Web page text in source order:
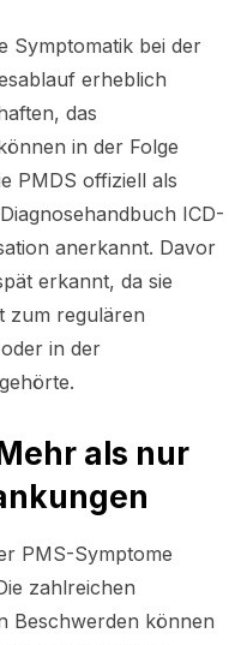
Symptomatik bei der
erheblich
das
in der Folge
PMDS offiziell als
ICD-
anerkannt. Davor
erkannt, da sie
zum regulären
in der
als nur
PMS-Symptome
zahlreichen
Beschwerden können